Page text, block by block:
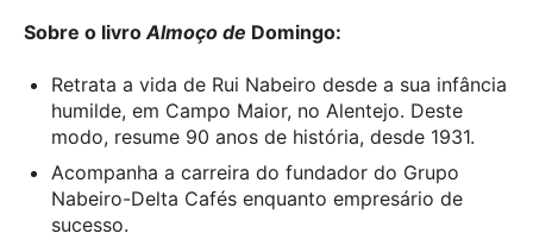
Sobre o livro Almoço de Domingo:
Retrata a vida de Rui Nabeiro desde a sua infância
humilde, em Campo Maior, no Alentejo. Deste
modo, resume 90 anos de história, desde 1931.
Acompanha a carreira do fundador do Grupo
Nabeiro-Delta Cafés enquanto empresário de
sucesso.